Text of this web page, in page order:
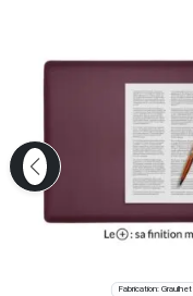
Fabrication: Graulhet